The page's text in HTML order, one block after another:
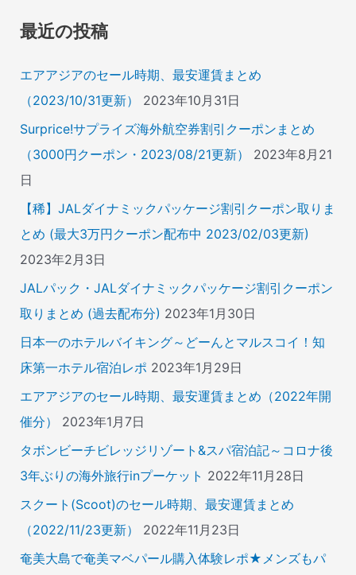
象
最近の投稿
エアアジアのセール時期、最安運賃まとめ
（2023/10/31更新）
2023年10月31日
Surprice!サプライズ海外航空券割引クーポンまとめ
（3000円クーポン・2023/08/21更新）
2023年8月21
日
【稀】JALダイナミックパッケージ割引クーポン取りま
とめ (最大3万円クーポン配布中 2023/02/03更新)
2023年2月3日
JALパック・JALダイナミックパッケージ割引クーポン
取りまとめ (過去配布分) 2023年1月30日
日本一のホテルバイキング～どーんとマルスコイ！知
床第一ホテル宿泊レポ 2023年1月29日
エアアジアのセール時期、最安運賃まとめ（2022年開
催分）
2023年1月7日
タボンビーチビレッジリゾート&スパ宿泊記～コロナ後
3年ぶりの海外旅行inプーケット 2022年11月28日
スクート(Scoot)のセール時期、最安運賃まとめ
（2022/11/23更新）
2022年11月23日
奄美大島で奄美マベパール購入体験レポ★メンズもパ